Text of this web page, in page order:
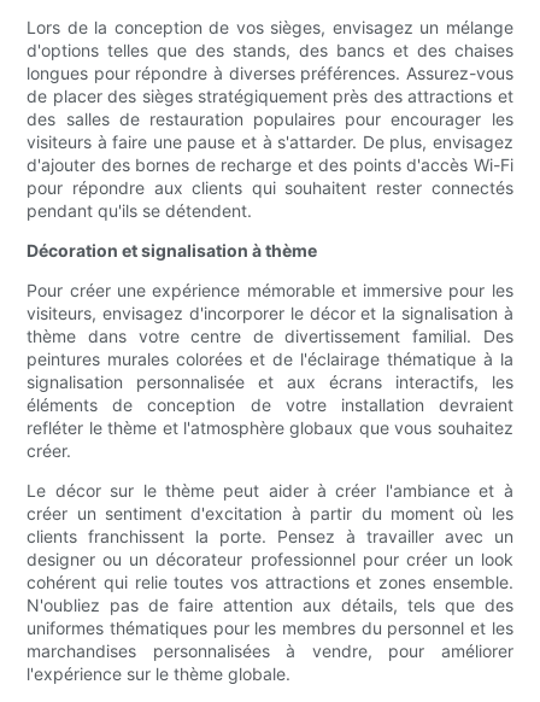
Lors de la conception de vos sièges, envisagez un mélange
d'options telles que des stands, des bancs et des chaises
longues pour répondre à diverses préférences. Assurez-vous
de placer des sièges stratégiquement près des attractions et
des salles de restauration populaires pour encourager les
visiteurs à faire une pause et à s'attarder. De plus, envisagez
d'ajouter des bornes de recharge et des points d'accès Wi-Fi
pour répondre aux clients qui souhaitent rester connectés
pendant qu'ils se détendent.
Décoration et signalisation à thème
Pour créer une expérience mémorable et immersive pour les
visiteurs, envisagez d'incorporer le décor et la signalisation à
thème dans votre centre de divertissement familial. Des
peintures murales colorées et de l'éclairage thématique à la
signalisation personnalisée et aux écrans interactifs, les
éléments de conception de votre installation devraient
refléter le thème et l'atmosphère globaux que vous souhaitez
créer.
Le décor sur le thème peut aider à créer l'ambiance et à
créer un sentiment d'excitation à partir du moment où les
clients franchissent la porte. Pensez à travailler avec un
designer ou un décorateur professionnel pour créer un look
cohérent qui relie toutes vos attractions et zones ensemble.
N'oubliez pas de faire attention aux détails, tels que des
uniformes thématiques pour les membres du personnel et les
marchandises personnalisées à vendre, pour améliorer
l'expérience sur le thème globale.